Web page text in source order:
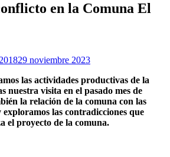
en la Comuna El
29 noviembre 2023
las actividades productivas de la
nuestra visita en el pasado mes de
la relación de la comuna con las
exploramos las contradicciones que
el proyecto de la comuna.